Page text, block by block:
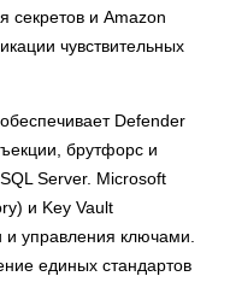
секретов и Amazon
чувствительных
Defender
брутфорс и
Server. Microsoft
и Key Vault
и управления ключами.
единых стандартов